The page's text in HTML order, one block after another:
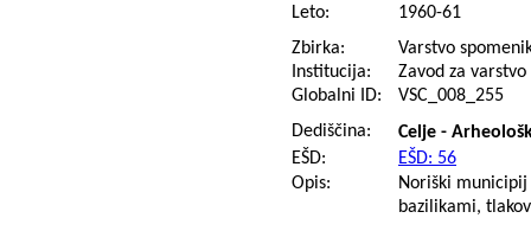
Leto:
1960-61
Zbirka:
Varstvo
Institucija:
Zavod za
Globalni ID:
VSC_008_255
Dediščina:
Celje -
EŠD:
EŠD: 56
Opis:
Noriški municipij
bazilikami,